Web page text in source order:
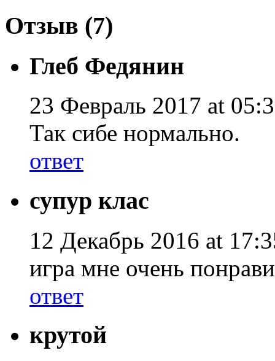
Отзыв (7)
Глеб Федянин
23 Февраль 2017 at
Так сибе нормально.
ответ
супур клас
12 Декабрь 2016 at
игра мне очень
ответ
крутой